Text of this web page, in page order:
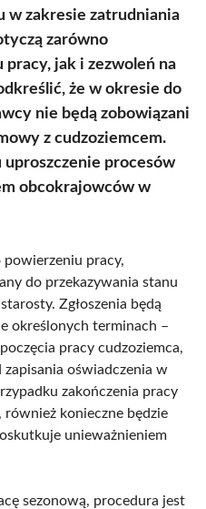
w zakresie zatrudniania
zarówno
jak i zezwoleń na
że w okresie do
nie będą zobowiązani
z cudzoziemcem.
uproszczenie procesów
obcokrajowców w
pracy,
do przekazywania stanu
Zgłoszenia będą
określonych terminach –
pracy cudzoziemca,
oświadczenia w
zakończenia pracy
konieczne będzie
unieważnieniem
sezonową, procedura jest